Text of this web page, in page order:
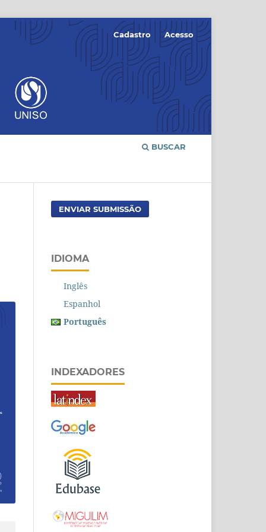
BUSCAR
Cadastro Acesso
ENVIAR SUBMISSÃO
IDIOMA
Inglês
Espanhol
Português
INDEXADORES